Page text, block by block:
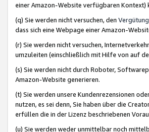
einer Amazon-Website verfügbaren Kontext)
(q) Sie werden nicht versuchen, den
dass sich eine Webpage einer Amazon-
(r) Sie werden nicht versuchen,
umzuleiten (einschließlich mit Hilfe von auf
(s) Sie werden nicht durch Roboter,
Amazon-Website generieren.
(t) Sie werden unsere Kundenrezensionen
nutzen, es sei denn, Sie haben über die
erfüllen die in der Lizenz beschriebenen
(u) Sie werden weder unmittelbar noch